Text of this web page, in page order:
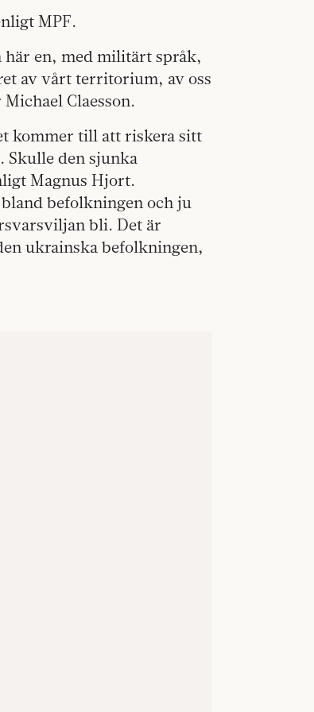
MPF.
här en, med militärt språk,
av vårt territorium, av oss
Claesson.
kommer till att riskera sitt
Skulle den sjunka
Magnus Hjort.
befolkningen och ju
bli. Det är
ukrainska befolkningen,